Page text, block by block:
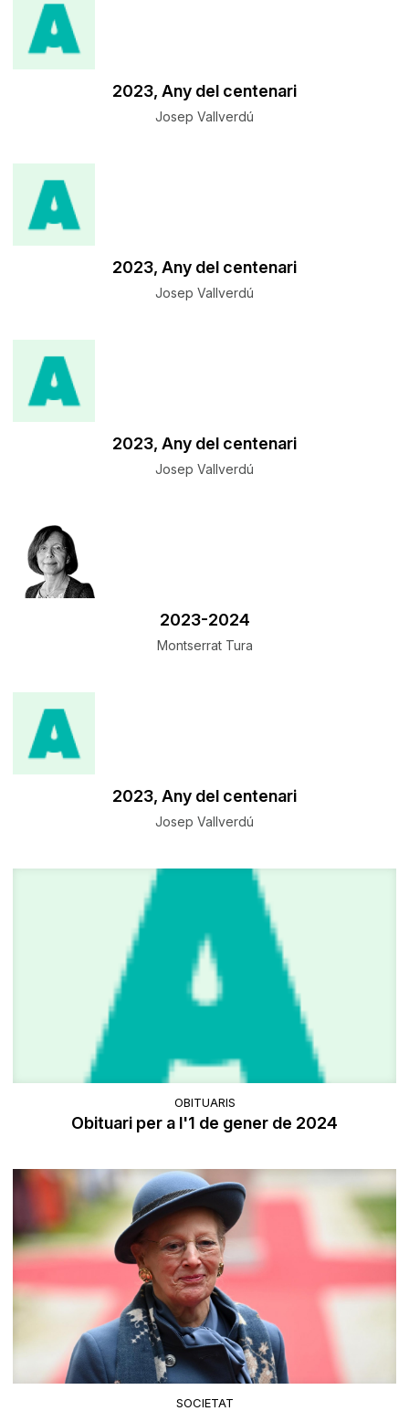
​2023, Any del centenari
Josep Vallverdú
​2023, Any del centenari
Josep Vallverdú
​2023, Any del centenari
Josep Vallverdú
​2023-2024
Montserrat Tura
​2023, Any del centenari
Josep Vallverdú
OBITUARIS
Obituari per a l'1 de gener de 2024
SOCIETAT